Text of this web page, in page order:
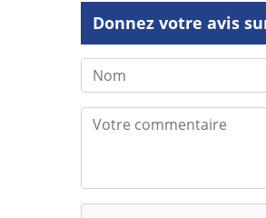
Donnez votre avis